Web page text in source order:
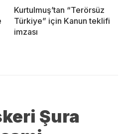
Kurtulmuş’tan “Terörsüz
Türkiye” için Kanun teklifi
imzası
Şura